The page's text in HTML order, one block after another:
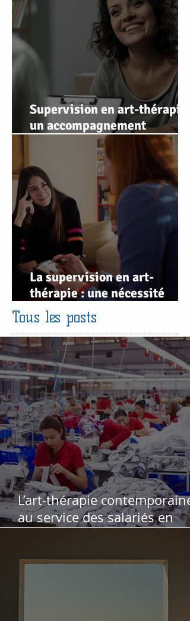
Supervision en art-thérapie :
un accompagnement
professionnel pour soutenir,
affiner et sécuriser votre
pratique
La supervision en art-
thérapie : une nécessité
clinique et éthique
Tous les posts
L’art-thérapie contemporaine
au service des salariés en